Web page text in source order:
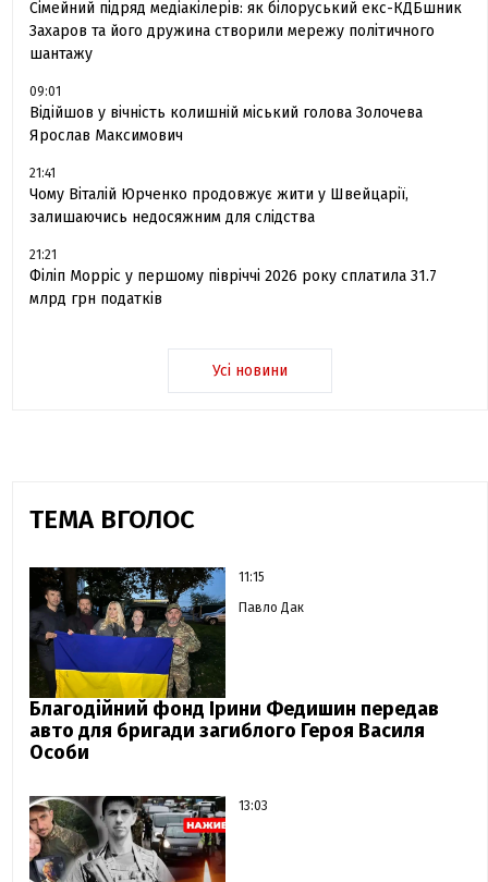
Сімейний підряд медіакілерів: як білоруський екс-КДБшник
Захаров та його дружина створили мережу політичного
шантажу
09:01
Відійшов у вічність колишній міський голова Золочева
Ярослав Максимович
21:41
Чому Віталій Юрченко продовжує жити у Швейцарії,
залишаючись недосяжним для слідства
21:21
Філіп Морріс у першому півріччі 2026 року сплатила 31.7
млрд грн податків
Усі новини
ТЕМА ВГОЛОС
11:15
Павло Дак
Благодійний фонд Ірини Федишин передав
авто для бригади загиблого Героя Василя
Особи
13:03